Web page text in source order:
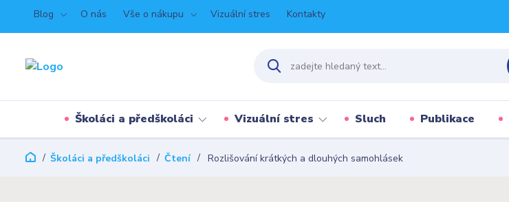
Blog O nás Vše o nákupu Vizuální stres Kontakty
Školáci a předškoláci Vizuální stres Sluch Publikace
Školáci a předškoláci Čtení Rozlišování krátkých a dlouhých samohlásek